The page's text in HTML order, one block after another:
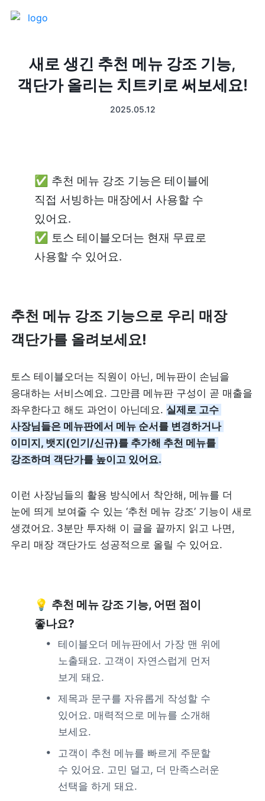
프론트
고객관리
매출 장부
키오스크
업종별 기능
카페・베이커리
식당
술집・바
도・소매업
꽃집
무인매장
서비스업
뷰티
피트니스
B2B
SDK·API 연동
페이스패스
사장님 스토리
고객 지원
새로 생긴 추천 메뉴 강조 기능,
객단가 올리는 치트키로 써보세요!
2025.05.12
✅ 추천 메뉴 강조 기능은 테이블에
직접 서빙하는 매장에서 사용할 수
있어요.
✅ 토스 테이블오더는 현재 무료로
사용할 수 있어요.
추천 메뉴 강조 기능으로 우리 매장
객단가를 올려보세요!
토스 테이블오더는 직원이 아닌, 메뉴판이 손님을
응대하는 서비스예요. 그만큼 메뉴판 구성이 곧 매출을
좌우한다고 해도 과언이 아닌데요. 실제로 고수
사장님들은 메뉴판에서 메뉴 순서를 변경하거나
이미지, 뱃지(인기/신규)를 추가해 추천 메뉴를
강조하며 객단가를 높이고 있어요.
이런 사장님들의 활용 방식에서 착안해, 메뉴를 더
눈에 띄게 보여줄 수 있는 ‘추천 메뉴 강조’ 기능이 새로
생겼어요. 3분만 투자해 이 글을 끝까지 읽고 나면,
우리 매장 객단가도 성공적으로 올릴 수 있어요.
💡 추천 메뉴 강조 기능, 어떤 점이
좋나요?
테이블오더 메뉴판에서 가장 맨 위에
노출돼요. 고객이 자연스럽게 먼저
보게 돼요.
제목과 문구를 자유롭게 작성할 수
있어요. 매력적으로 메뉴를 소개해
보세요.
고객이 추천 메뉴를 빠르게 주문할
수 있어요. 고민 덜고, 더 만족스러운
선택을 하게 돼요.